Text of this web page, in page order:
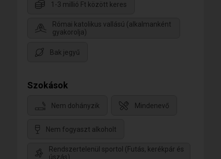
1-3 millió Ft között keres
Római katolikus vallású (alkalmanként
gyakorolja)
Bak jegyű
Szokások
Nem dohányzik Mindenevő
Nem fogyaszt alkoholt
Rendszertelenül sportol (Futás, kerékpár és
úszás)